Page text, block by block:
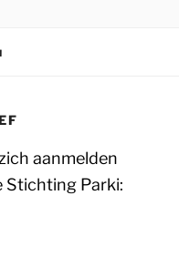
aanmelden
Stichting Parki: